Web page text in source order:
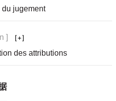
jugement
]
des attributions